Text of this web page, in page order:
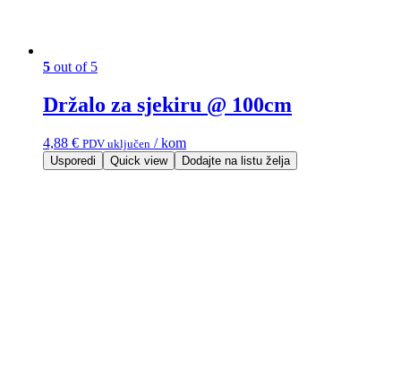
5 out of 5
Držalo za sjekiru @ 100cm
4,88 € PDV uključen / kom
Usporedi Quick view Dodajte na listu želja